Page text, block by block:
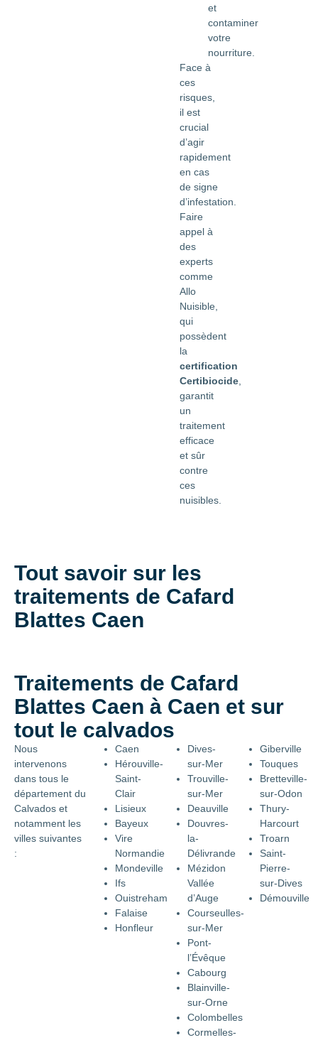
et
contaminer
votre
nourriture.
Face à
ces
risques,
il est
crucial
d’agir
rapidement
en cas
de signe
d’infestation.
Faire
appel à
des
experts
comme
Allo
Nuisible,
qui
possèdent
la
certification
Certibiocide,
garantit
un
traitement
efficace
et sûr
contre
ces
nuisibles.
Tout savoir sur les
traitements de Cafard
Blattes Caen
Traitements de Cafard
Blattes Caen à Caen et sur
tout le calvados
Nous
intervenons
dans tous le
département du
Calvados et
notamment les
villes suivantes
:
Caen
Hérouville-
Saint-
Clair
Lisieux
Bayeux
Vire
Normandie
Mondeville
Ifs
Ouistreham
Falaise
Honfleur
Dives-
sur-Mer
Trouville-
sur-Mer
Deauville
Douvres-
la-
Délivrande
Mézidon
Vallée
d’Auge
Courseulles-
sur-Mer
Pont-
l’Évêque
Cabourg
Blainville-
sur-Orne
Colombelles
Cormelles-
Giberville
Touques
Bretteville-
sur-Odon
Thury-
Harcourt
Troarn
Saint-
Pierre-
sur-Dives
Démouville